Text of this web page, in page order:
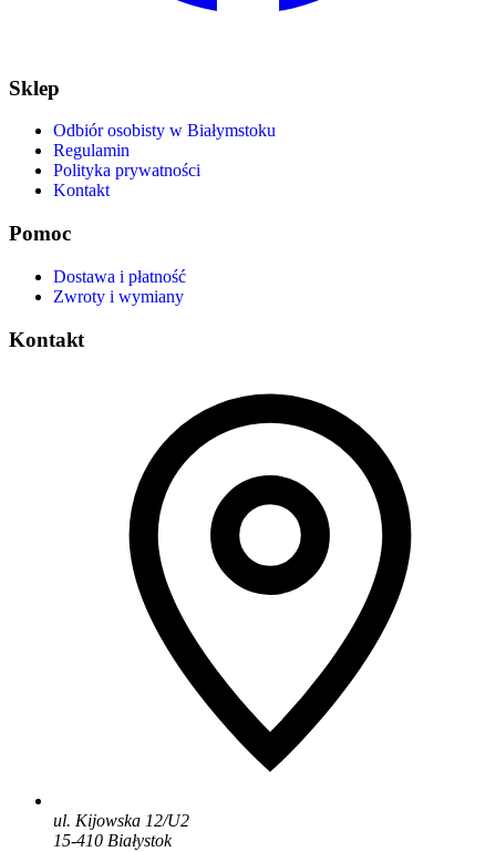
Sklep
Odbiór osobisty w Białymstoku
Regulamin
Polityka prywatności
Kontakt
Pomoc
Dostawa i płatność
Zwroty i wymiany
Kontakt
ul. Kijowska 12/U2
15-410 Białystok